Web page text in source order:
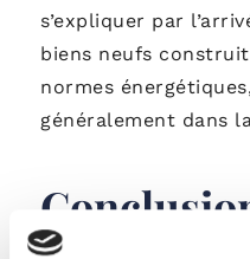
s’expliquer par
biens neufs
normes
généralement dans